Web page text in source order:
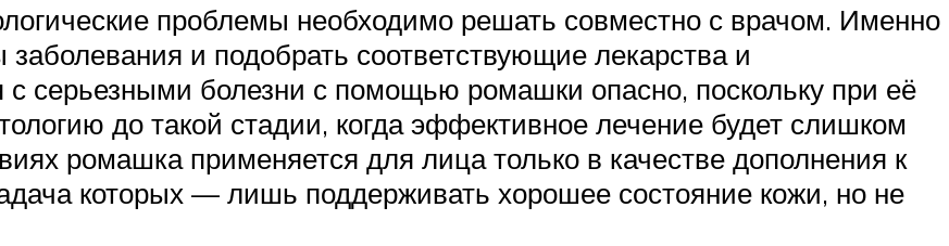
проблемы необходимо решать совместно с врачом. Именно
и подобрать соответствующие лекарства и
с серьезными болезни с помощью ромашки опасно, поскольку при её
до такой стадии, когда эффективное лечение будет слишком
ромашка применяется для лица только в качестве дополнения к
которых — лишь поддерживать хорошее состояние кожи, но не